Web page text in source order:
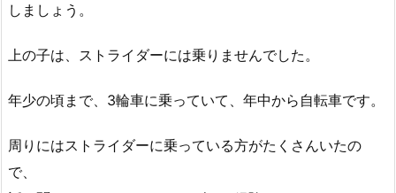
しましょう。
上の子は、ストライダーには乗りませんでした。
年少の頃まで、3輪車に乗っていて、年中から自転車です。
周りにはストライダーに乗っている方がたくさんいたの
で、